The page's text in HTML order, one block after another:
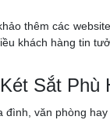
thêm các
khách hàng tin
Sắt Phù
đình, văn phòng